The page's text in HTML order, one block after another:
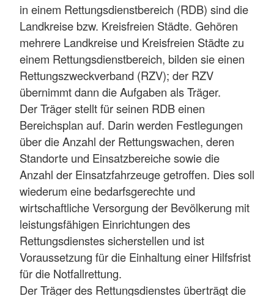
in einem Rettungsdienstbereich (RDB) sind die
Landkreise bzw. Kreisfreien Städte. Gehören
mehrere Landkreise und Kreisfreien Städte zu
einem Rettungsdienstbereich, bilden sie einen
Rettungszweckverband (RZV); der RZV
übernimmt dann die Aufgaben als Träger.
Der Träger stellt für seinen RDB einen
Bereichsplan auf. Darin werden Festlegungen
über die Anzahl der Rettungswachen, deren
Standorte und Einsatzbereiche sowie die
Anzahl der Einsatzfahrzeuge getroffen. Dies soll
wiederum eine bedarfsgerechte und
wirtschaftliche Versorgung der Bevölkerung mit
leistungsfähigen Einrichtungen des
Rettungsdienstes sicherstellen und ist
Voraussetzung für die Einhaltung einer Hilfsfrist
für die Notfallrettung.
Der Träger des Rettungsdienstes überträgt die